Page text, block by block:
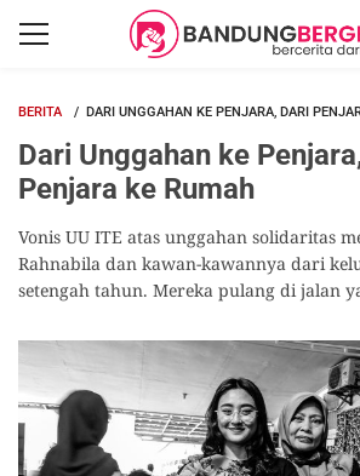
BERITA DARI UNGGAHAN KE PENJARA, DARI
Dari Unggahan ke
Penjara ke Rumah
Vonis UU ITE atas unggahan solidaritas
Rahnabila dan kawan-kawannya dari
setengah tahun. Mereka pulang di jalan